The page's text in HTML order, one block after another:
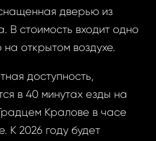
дверью из
В стоимость входит одно
открытом воздухе.
доступность,
в 40 минутах езды на
Кралове в часе
К 2026 году будет
ID1081 -